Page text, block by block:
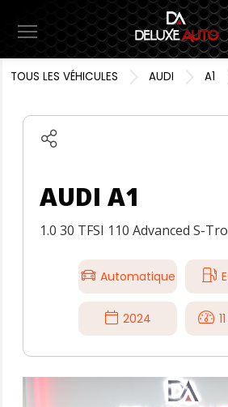
TOUS LES VÉHICULES AUDI A1
AUDI A1
1.0 30 TFSI 110 Advanced S-
Automatique
2024